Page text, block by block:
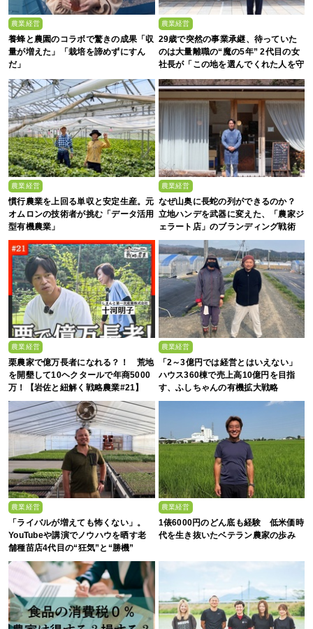
農業経営
養蜂と農園のコラボで驚きの成果「収
量が増えた」「栽培を諦めずにすん
だ」
農業経営
29歳で突然の事業承継、待っていた
のは大量離職の“魔の5年” 2代目の女
社長が「この地を選んでくれた人を守
る」と誓った日
農業経営
慣行農業を上回る単収と安定生産。元
オムロンの技術者が挑む「データ活用
型有機農業」
農業経営
なぜ山奥に長蛇の列ができるのか？
立地ハンデを武器に変えた、「農家ジ
ェラート店」のブランディング戦術
農業経営
栗農家で億万長者になれる？！ 荒地
を開墾して10ヘクタールで年商5000
万！【岩佐と紐解く戦略農業#21】
農業経営
「2～3億円では経営とはいえない」
ハウス360棟で売上高10億円を目指
す、ふしちゃんの有機拡大戦略
農業経営
「ライバルが増えても怖くない」。
YouTubeや講演でノウハウを晒す老
舗種苗店4代目の“狂気”と“勝機”
農業経営
1俵6000円のどん底も経験 低米価時
代を生き抜いたベテラン農家の歩み